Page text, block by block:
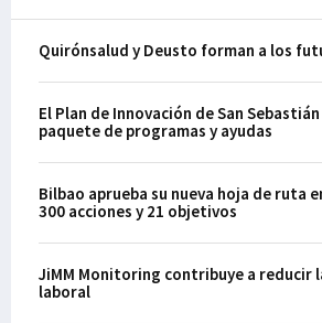
Quirónsalud y Deusto forman a los
El Plan de Innovación de San
paquete de programas y ayudas
Bilbao aprueba su nueva hoja de ruta
300 acciones y 21 objetivos
JiMM Monitoring contribuye a reducir
laboral